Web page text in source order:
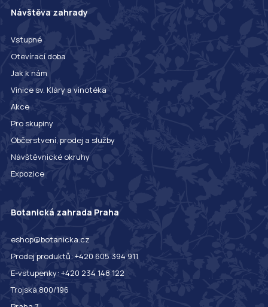
Návštěva zahrady
Vstupné
Otevírací doba
Jak k nám
Vinice sv. Kláry a vinotéka
Akce
Pro skupiny
Občerstvení, prodej a služby
Návštěvnické okruhy
Expozice
Botanická zahrada Praha
eshop@botanicka.cz
Prodej produktů: +420 605 394 911
E-vstupenky: +420 234 148 122
Trojská 800/196